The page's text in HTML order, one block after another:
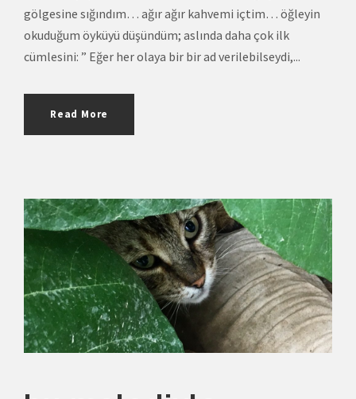
gölgesine sığındım… ağır ağır kahvemi içtim… öğleyin
okuduğum öyküyü düşündüm; aslında daha çok ilk
cümlesini: ” Eğer her olaya bir bir ad verilebilseydi,...
Read More